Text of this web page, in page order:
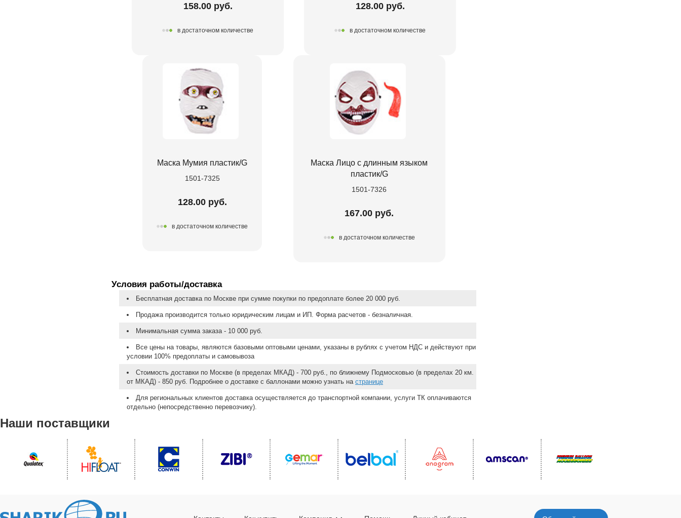
158.00 руб.
в достаточном количестве
128.00 руб.
в достаточном количестве
Маска Мумия пластик/G
1501-7325
128.00 руб.
в достаточном количестве
Маска Лицо с длинным языком
пластик/G
1501-7326
167.00 руб.
в достаточном количестве
Условия работы/доставка
Бесплатная доставка по Москве при сумме покупки по предоплате более 20 000 руб.
Продажа производится только юридическим лицам и ИП. Форма расчетов - безналичная.
Минимальная сумма заказа - 10 000 руб.
Все цены на товары, являются базовыми оптовыми ценами, указаны в рублях с учетом НДС и действуют при
условии 100% предоплаты и самовывоза
Стоимость доставки по Москве (в пределах МКАД) - 700 руб., по ближнему Подмосковью (в пределах 20 км.
от МКАД) - 850 руб. Подробнее о доставке с баллонами можно узнать на странице
Для региональных клиентов доставка осуществляется до транспортной компании, услуги ТК оплачиваются
отдельно (непосредственно перевозчику).
Наши поставщики